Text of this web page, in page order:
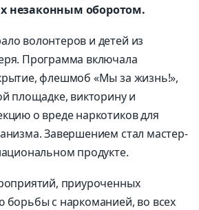
незаконным оборотом.
волонтеров и детей из
Программа включала
флешмоб «Мы за жизнь!»,
площадке, викторину и
о вреде наркотиков для
Завершением стал мастер-
продукте.
приуроченных
с наркоманией, во всех